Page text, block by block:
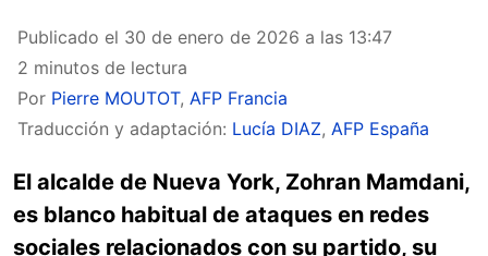
Publicado el 30 de enero de 2026 a las 13:47
2 minutos de lectura
Por Pierre MOUTOT, AFP Francia
Traducción y adaptación: Lucía DIAZ, AFP España
El alcalde de Nueva York, Zohran Mamdani,
es blanco habitual de ataques en redes
sociales relacionados con su partido, su